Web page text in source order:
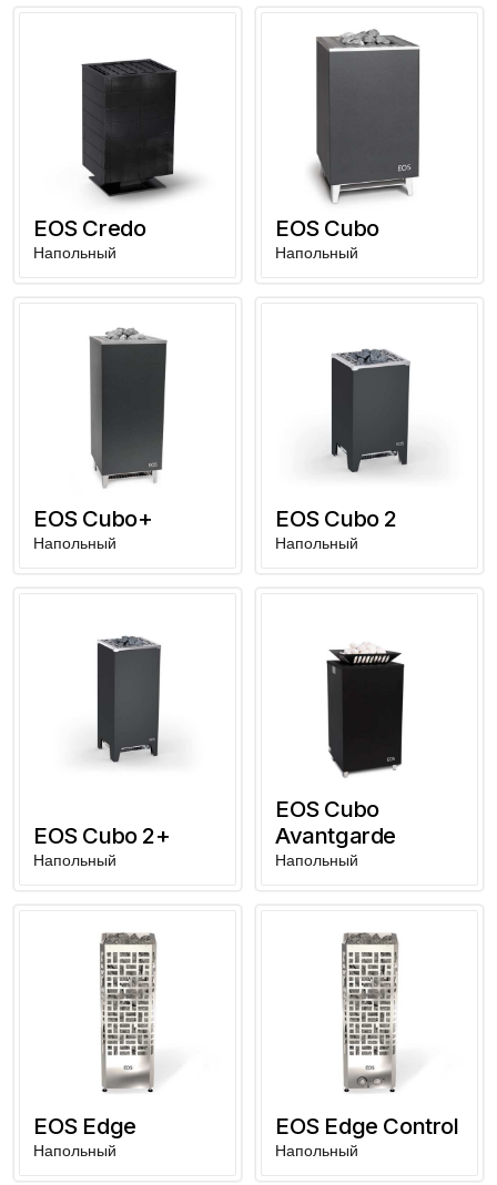
EOS Credo
Напольный
EOS Cubo
Напольный
EOS Cubo+
Напольный
EOS Cubo 2
Напольный
EOS Cubo 2+
Напольный
EOS Cubo
Avantgarde
Напольный
EOS Edge
Напольный
EOS Edge Control
Напольный